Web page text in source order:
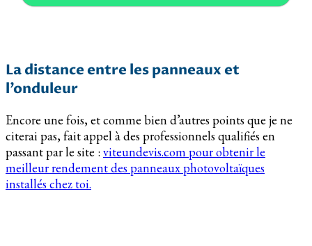
La distance entre les panneaux et
l’onduleur
Encore une fois, et comme bien d’autres points que je ne
citerai pas, fait appel à des professionnels qualifiés en
passant par le site : viteundevis.com pour obtenir le
meilleur rendement des panneaux photovoltaïques
installés chez toi.